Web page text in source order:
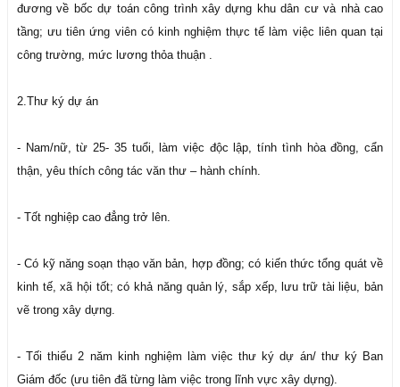
đương về bốc dự toán công trình xây dựng khu dân cư và nhà cao
tầng; ưu tiên ứng viên có kinh nghiệm thực tế làm việc liên quan tại
công trường, mức lương thỏa thuận .
2.Thư ký dự án
- Nam/nữ, từ 25- 35 tuổi, làm việc độc lập, tính tình hòa đồng, cẩn
thận, yêu thích công tác văn thư – hành chính.
- Tốt nghiệp cao đẳng trở lên.
- Có kỹ năng soạn thạo văn bản, hợp đồng; có kiến thức tổng quát về
kinh tế, xã hội tốt; có khả năng quản lý, sắp xếp, lưu trữ tài liệu, bản
vẽ trong xây dựng.
- Tối thiểu 2 năm kinh nghiệm làm việc thư ký dự án/ thư ký Ban
Giám đốc (ưu tiên đã từng làm việc trong lĩnh vực xây dựng).